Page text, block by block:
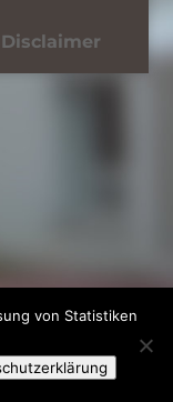
Disclaimer
von Statistiken